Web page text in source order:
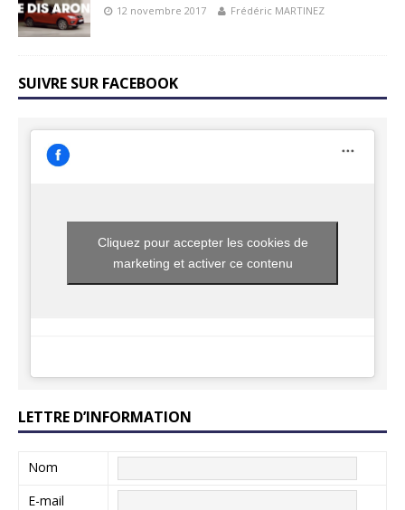
12 novembre 2017 Frédéric MARTINEZ
SUIVRE SUR FACEBOOK
Cliquez pour accepter les cookies de
marketing et activer ce contenu
LETTRE D’INFORMATION
Nom
E-mail